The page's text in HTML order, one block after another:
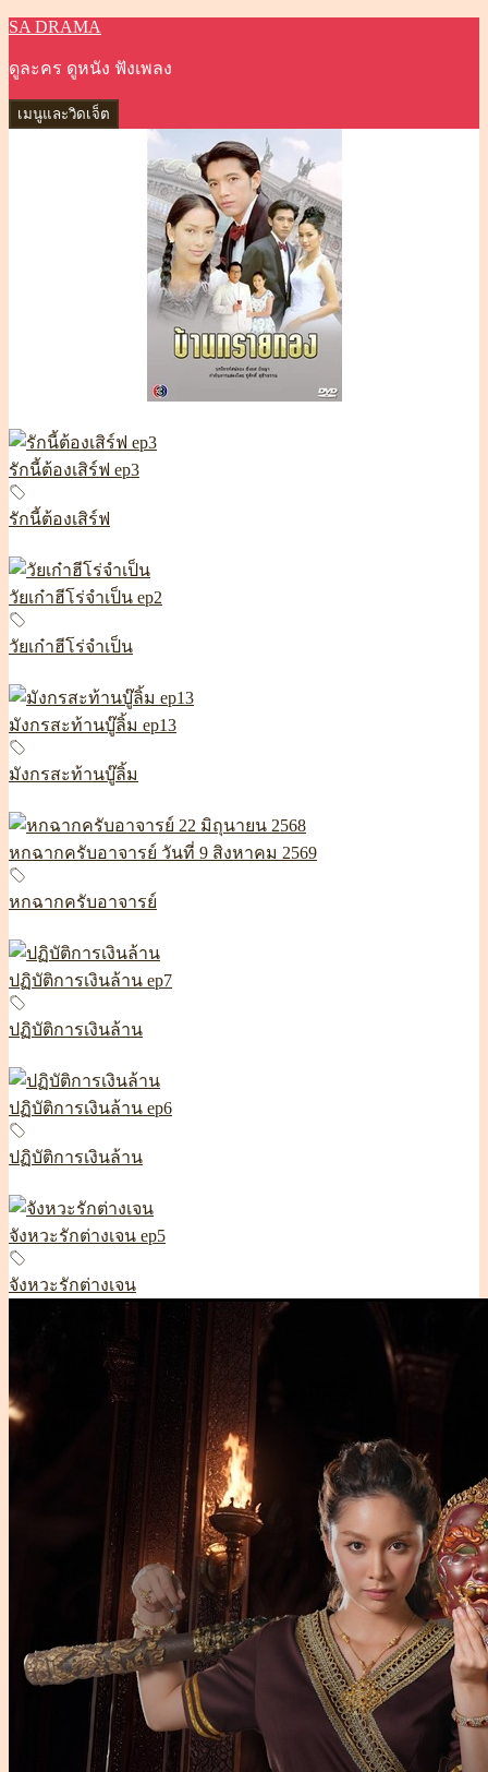
ข้าม
ยัง
เนื้อหา
SA DRAMA
ดูละคร ดูหนัง ฟังเพลง
เมนูและวิดเจ็ต
รักนี้ต้องเสิร์ฟ ep3
รักนี้ต้องเสิร์ฟ
วัยเก๋าฮีโร่จำเป็น ep2
วัยเก๋าฮีโร่จำเป็น
มังกรสะท้านบู๊ลิ้ม ep13
มังกรสะท้านบู๊ลิ้ม
หกฉากครับอาจารย์ วันที่ 9 สิงหาคม 2569
หกฉากครับอาจารย์
ปฏิบัติการเงินล้าน ep7
ปฏิบัติการเงินล้าน
ปฏิบัติการเงินล้าน ep6
ปฏิบัติการเงินล้าน
จังหวะรักต่างเจน ep5
จังหวะรักต่างเจน